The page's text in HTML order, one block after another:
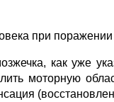
при поражении
как уже
моторную